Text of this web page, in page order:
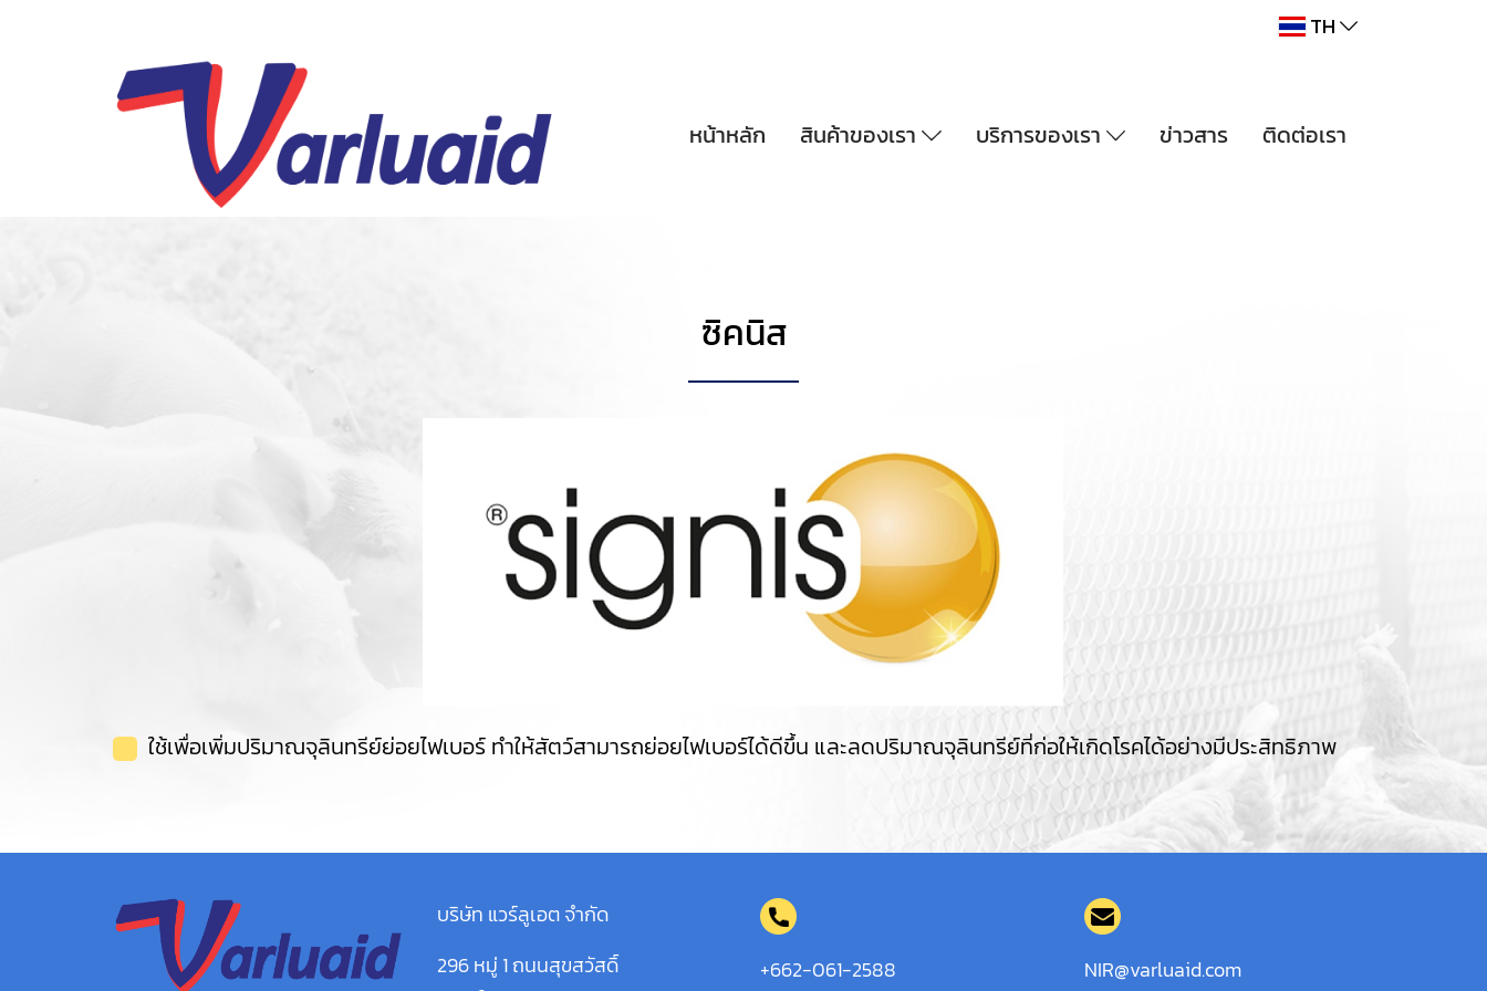
TH
หน้าหลัก สินค้าของเรา บริการของเรา ข่าวสาร ติดต่อเรา
ซิคนิส
ใช้เพื่อเพิ่มปริมาณจุลินทรีย์ย่อยไฟเบอร์ ทำให้สัตว์สามารถย่อยไฟเบอร์ได้ดีขึ้น และลดปริมาณจุลินทรีย์ที่ก่อให้เกิดโรคได้อย่างมีประสิทธิภาพ
บริษัท แวร์ลูเอต จำกัด
296 หมู่ 1 ถนนสุขสวัสดิ์
+662-061-2588
NIR@varluaid.com